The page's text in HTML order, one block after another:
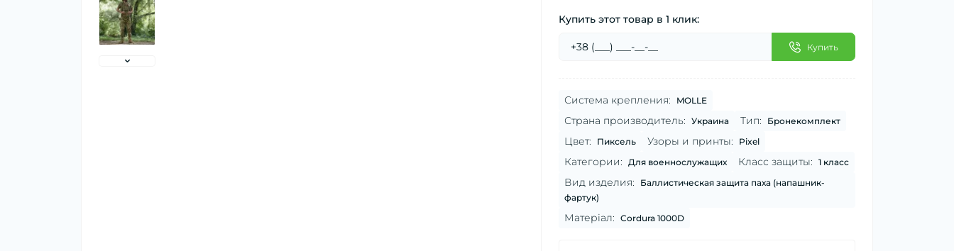
Купить этот товар в 1 клик:
Купить
Система крепления: MOLLE
Страна производитель: Украина Тип: Бронекомплект
Цвет: Пиксель Узоры и принты: Pixel
Категории: Для военнослужащих Класс защиты: 1 класс
Вид изделия:
Баллистическая защита паха (напашник-
фартук)
Матеріал: Cordura 1000D